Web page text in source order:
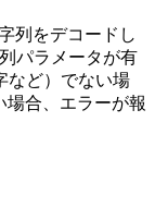
列をデコードし
パラメータが有
など）でない場
場合、エラーが報